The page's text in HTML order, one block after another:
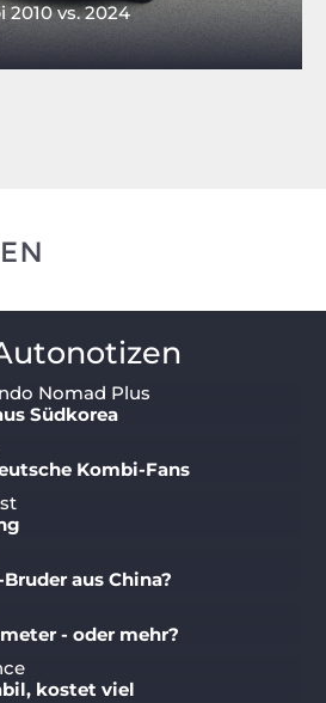
2010 vs. 2024
Nomad Plus
Südkorea
Kombi-Fans
aus China?
- oder mehr?
kostet viel